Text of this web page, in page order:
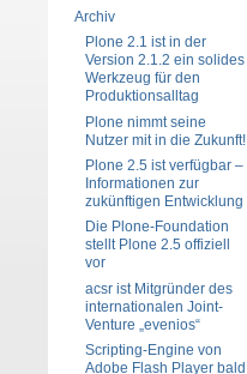
Archiv
Plone 2.1 ist in der
Version 2.1.2 ein solides
Werkzeug für den
Produktionsalltag
Plone nimmt seine
Nutzer mit in die Zukunft!
Plone 2.5 ist verfügbar –
Informationen zur
zukünftigen Entwicklung
Die Plone-Foundation
stellt Plone 2.5 offiziell
vor
acsr ist Mitgründer des
internationalen Joint-
Venture „evenios“
Scripting-Engine von
Adobe Flash Player bald